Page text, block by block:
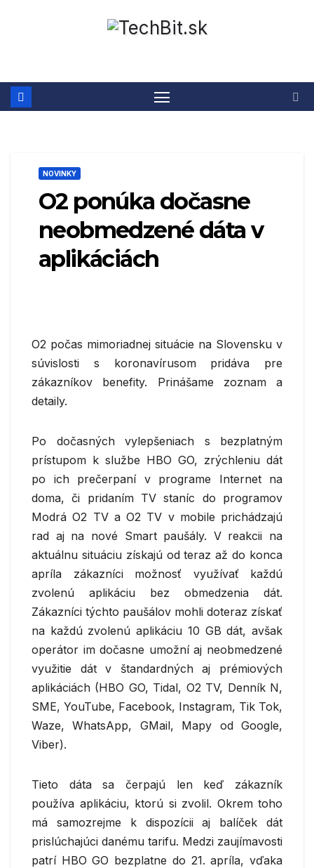
NOVINKY
O2 ponúka dočasne
neobmedzené dáta v
aplikáciách
O2 počas mimoriadnej situácie na Slovensku v
súvislosti s koronavírusom pridáva pre
zákazníkov benefity. Prinášame zoznam a
detaily.
Po dočasných vylepšeniach s bezplatným
prístupom k službe HBO GO, zrýchleniu dát
po ich prečerpaní v programe Internet na
doma, či pridaním TV staníc do programov
Modrá O2 TV a O2 TV v mobile prichádzajú
rad aj na nové Smart paušály. V reakcii na
aktuálnu situáciu získajú od teraz až do konca
apríla zákazníci možnosť využívať každú
zvolenú aplikáciu bez obmedzenia dát.
Zákazníci týchto paušálov mohli doteraz získať
na každú zvolenú aplikáciu 10 GB dát, avšak
operátor im dočasne umožní aj neobmedzené
využitie dát v štandardných aj prémiových
aplikáciách (HBO GO, Tidal, O2 TV, Denník N,
SME, YouTube, Facebook, Instagram, Tik Tok,
Waze, WhatsApp, GMail, Mapy od Google,
Viber).
Tieto dáta sa čerpajú len keď zákazník
používa aplikáciu, ktorú si zvolil. Okrem toho
má samozrejme k dispozícii aj balíček dát
prislúchajúci danému tarifu. Medzi zaujímavosti
patrí HBO GO bezplatne do 21. apríla, vďaka